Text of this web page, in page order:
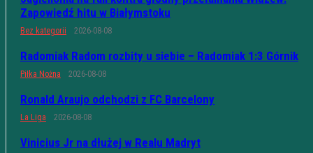
Zapowiedź hitu w Białymstoku
Bez kategorii 2026-08-08
Radomiak Radom rozbity u siebie – Radomiak 1:3 Górnik
Piłka Nożna 2026-08-08
Ronald Araujo odchodzi z FC Barcelony
La Liga 2026-08-08
Vinicius Jr na dłużej w Realu Madryt